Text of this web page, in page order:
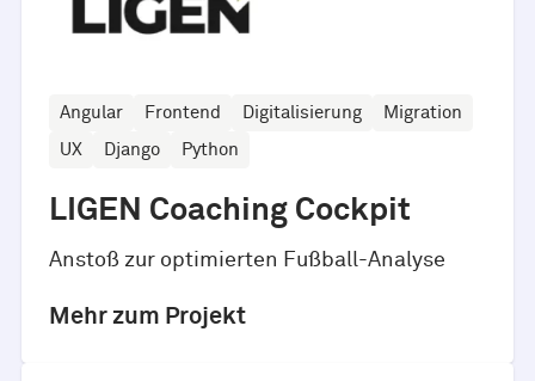
Angular Frontend Digitalisierung Migration
UX Django Python
LIGEN Coaching Cockpit
Anstoß zur optimierten Fußball-Analyse
Mehr zum Projekt